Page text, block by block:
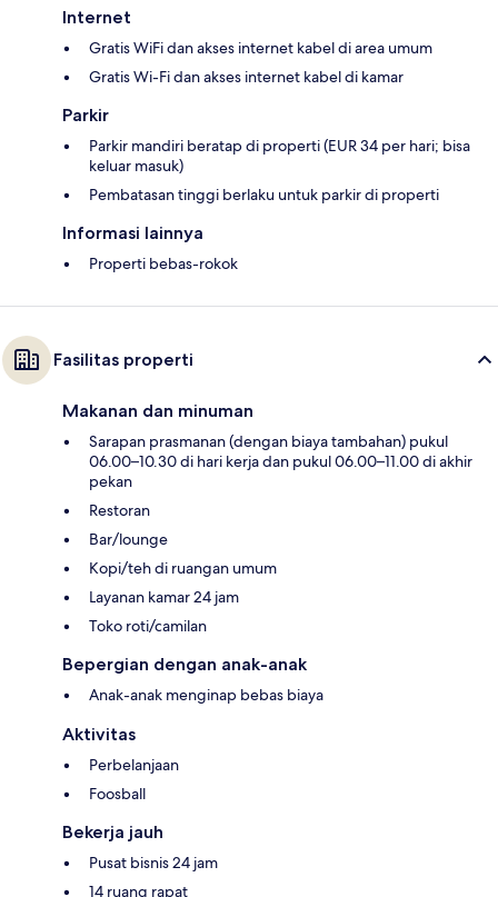
Internet
Gratis WiFi dan akses internet kabel di area umum
Gratis Wi-Fi dan akses internet kabel di kamar
Parkir
Parkir mandiri beratap di properti (EUR 34 per hari; bisa
keluar masuk)
Pembatasan tinggi berlaku untuk parkir di properti
Informasi lainnya
Properti bebas-rokok
Fasilitas properti
Makanan dan minuman
Sarapan prasmanan (dengan biaya tambahan) pukul
06.00–10.30 di hari kerja dan pukul 06.00–11.00 di akhir
pekan
Restoran
Bar/lounge
Kopi/teh di ruangan umum
Layanan kamar 24 jam
Toko roti/camilan
Bepergian dengan anak-anak
Anak-anak menginap bebas biaya
Aktivitas
Perbelanjaan
Foosball
Bekerja jauh
Pusat bisnis 24 jam
14 ruang rapat